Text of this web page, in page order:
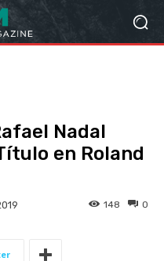
Nadal
en Roland
0
148